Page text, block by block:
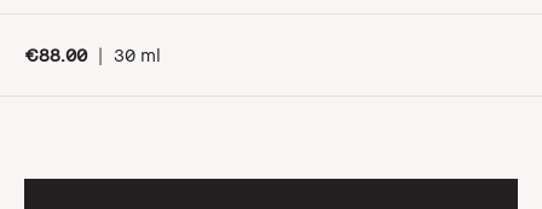
€88.00 | 30 ml